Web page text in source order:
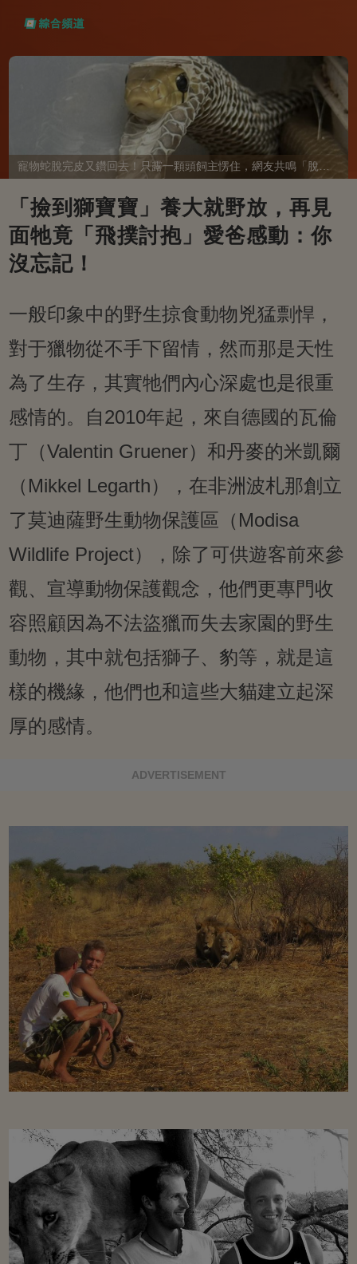
寵物蛇脫完皮又鑽回去！只露一顆頭飼主愣住，網友共鳴「脫完外套又覺得冷」
「撿到獅寶寶」養大就野放，再見
面牠竟「飛撲討抱」愛爸感動：你
沒忘記！
一般印象中的野生掠食動物兇猛剽悍，
對于獵物從不手下留情，然而那是天性
為了生存，其實牠們內心深處也是很重
感情的。自2010年起，來自德國的瓦倫
丁（Valentin Gruener）和丹麥的米凱爾
（Mikkel Legarth），在非洲波札那創立
了莫迪薩野生動物保護區（Modisa
Wildlife Project），除了可供遊客前來參
觀、宣導動物保護觀念，他們更專門收
容照顧因為不法盜獵而失去家園的野生
動物，其中就包括獅子、豹等，就是這
樣的機緣，他們也和這些大貓建立起深
厚的感情。
ADVERTISEMENT